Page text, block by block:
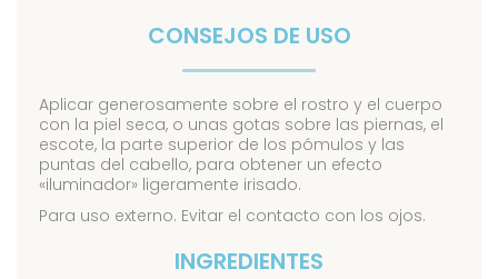
CONSEJOS DE USO
Aplicar generosamente sobre el rostro y el cuerpo
con la piel seca, o unas gotas sobre las piernas, el
escote, la parte superior de los pómulos y las
puntas del cabello, para obtener un efecto
«iluminador» ligeramente irisado.
Para uso externo. Evitar el contacto con los ojos.
INGREDIENTES